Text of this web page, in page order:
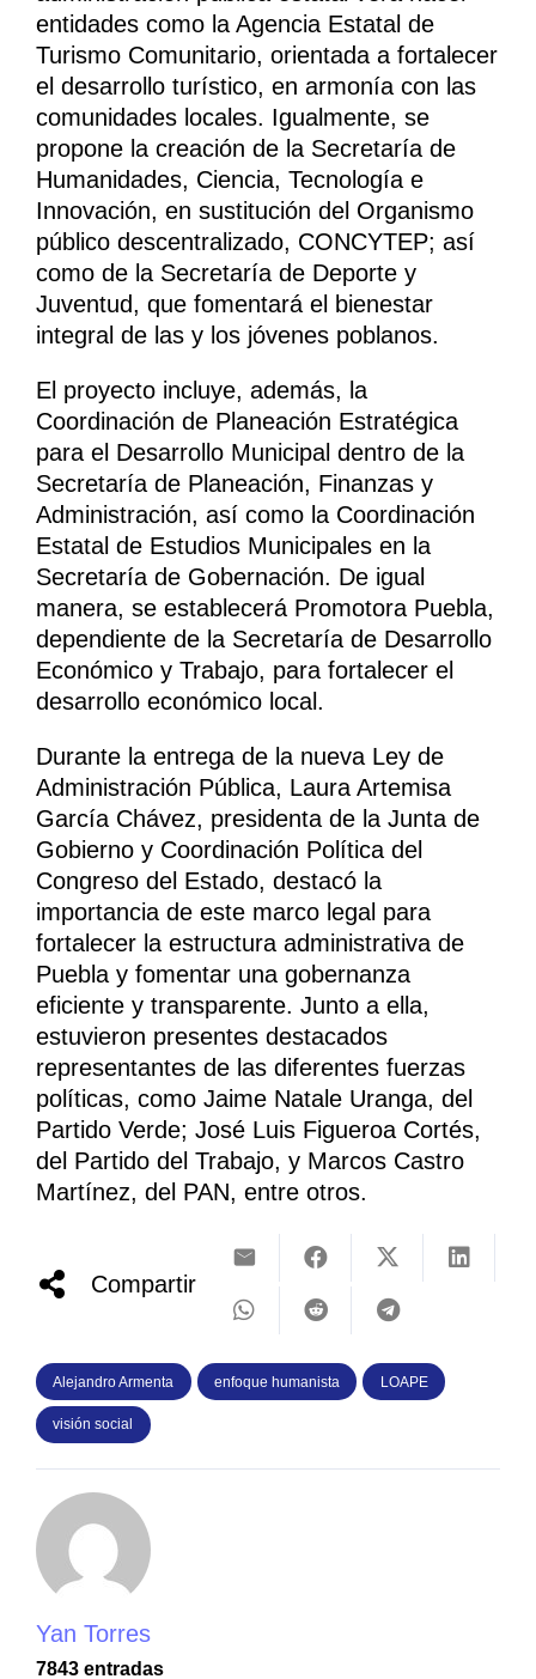
entidades como la Agencia Estatal de
Turismo Comunitario, orientada a fortalecer
el desarrollo turístico, en armonía con las
comunidades locales. Igualmente, se
propone la creación de la Secretaría de
Humanidades, Ciencia, Tecnología e
Innovación, en sustitución del Organismo
público descentralizado, CONCYTEP; así
como de la Secretaría de Deporte y
Juventud, que fomentará el bienestar
integral de las y los jóvenes poblanos.
El proyecto incluye, además, la
Coordinación de Planeación Estratégica
para el Desarrollo Municipal dentro de la
Secretaría de Planeación, Finanzas y
Administración, así como la Coordinación
Estatal de Estudios Municipales en la
Secretaría de Gobernación. De igual
manera, se establecerá Promotora Puebla,
dependiente de la Secretaría de Desarrollo
Económico y Trabajo, para fortalecer el
desarrollo económico local.
Durante la entrega de la nueva Ley de
Administración Pública, Laura Artemisa
García Chávez, presidenta de la Junta de
Gobierno y Coordinación Política del
Congreso del Estado, destacó la
importancia de este marco legal para
fortalecer la estructura administrativa de
Puebla y fomentar una gobernanza
eficiente y transparente. Junto a ella,
estuvieron presentes destacados
representantes de las diferentes fuerzas
políticas, como Jaime Natale Uranga, del
Partido Verde; José Luis Figueroa Cortés,
del Partido del Trabajo, y Marcos Castro
Martínez, del PAN, entre otros.
Compartir
Alejandro Armenta enfoque humanista LOAPE
visión social
Yan Torres
7843 entradas